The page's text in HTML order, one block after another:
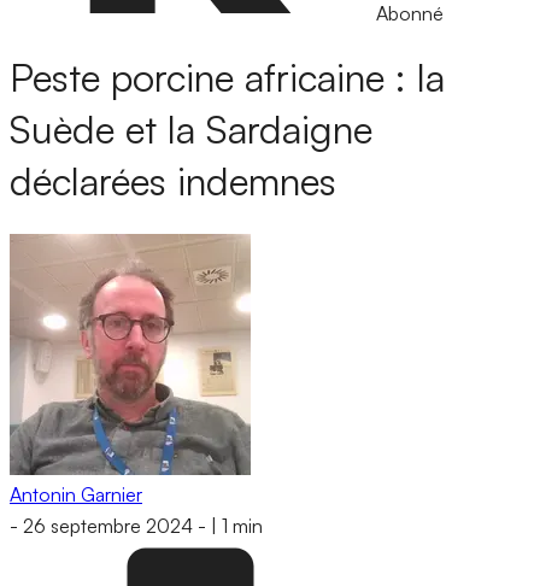
Abonné
Peste porcine africaine : la
Suède et la Sardaigne
déclarées indemnes
Antonin Garnier
- 26 septembre 2024 - 1 min